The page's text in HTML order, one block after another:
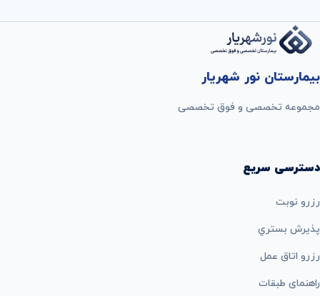
بیمارستان نور شهریار
مجموعه تخصصی و فوق تخصصی
دسترسی سریع
رزرو نوبت
پذيرش بستري
رزرو اتاق عمل
راهنمای طبقات